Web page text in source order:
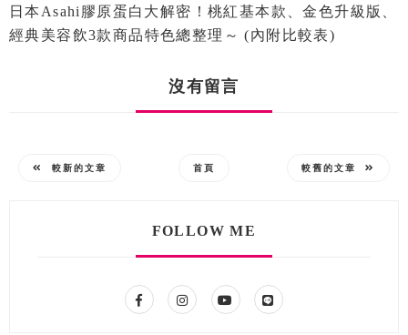
日本Asahi膠原蛋白大解密！桃紅基本款、金色升級版、
經典美容飲3款商品特色總整理～ (內附比較表)
沒有留言
較新的文章 首頁 較舊的文章
FOLLOW ME